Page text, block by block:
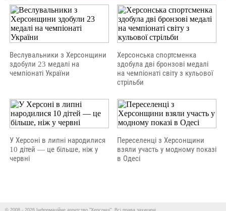
Веслувальники з Херсонщини
здобули 23 медалі на
чемпіонаті України
Херсонська спортсменка
здобула дві бронзові медалі
на чемпіонаті світу з кульової
стрільби
У Херсоні в липні народилися
10 дітей — це більше, ніж у
червні
Переселенці з Херсонщини
взяли участь у модному показі
в Одесі
© 2008 - 2026 Інформаційне агентство "Херсонці". Всі права захищені.